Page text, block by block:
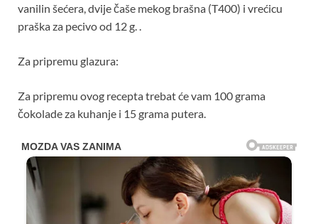
vanilin šećera, dvije čaše mekog brašna (T400) i vrećicu
praška za pecivo od 12 g. .
Za pripremu glazura:
Za pripremu ovog recepta trebat će vam 100 grama
čokolade za kuhanje i 15 grama putera.